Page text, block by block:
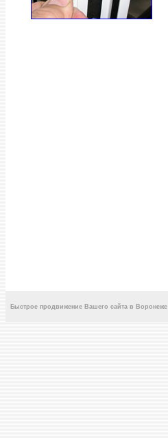
Быстрое продвижение Вашего сайта в Воронеже